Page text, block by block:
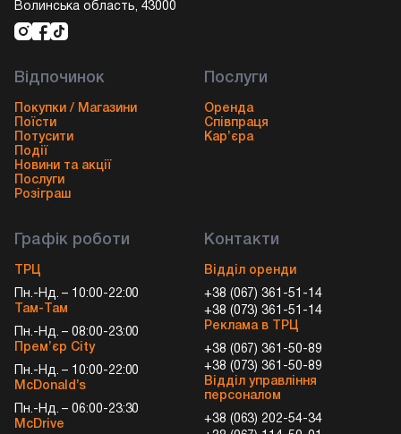
Волинська область, 43000
Відпочинок
Покупки / Магазини
Поїсти
Потусити
Події
Новини та акції
Послуги
Розіграш
Послуги
Оренда
Співпраця
Кар’єра
Графік роботи
ТРЦ
Пн.-Нд. – 10:00-22:00
Там-Там
Пн.-Нд. – 08:00-23:00
Прем’єр City
Пн.-Нд. – 10:00-22:00
McDonald’s
Пн.-Нд. – 06:00-23:30
McDrive
Контакти
Відділ оренди
+38 (067) 361-51-14
+38 (073) 361-51-14
Реклама в ТРЦ
+38 (067) 361-50-89
+38 (073) 361-50-89
Відділ управління
персоналом
+38 (063) 202-54-34